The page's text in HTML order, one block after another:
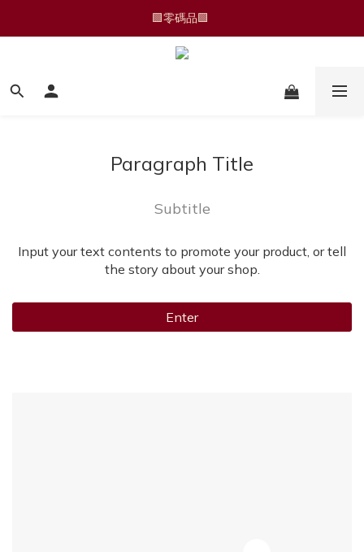
🆕 運動褲/家居褲
🟩零碼品🟩
🆕 運動褲/家居褲
Paragraph Title
Subtitle
Input your text contents to promote your product, or tell
the story about your shop.
Enter